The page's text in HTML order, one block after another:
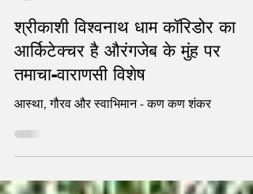
Dec 12, 2021
4 min read
श्रीकाशी विश्वनाथ धाम कॉरिडोर का
आर्किटेक्चर है औरंगजेब के मुंह पर
तमाचा-वाराणसी विशेष
आस्था, गौरव और स्वाभिमान - कण कण शंकर